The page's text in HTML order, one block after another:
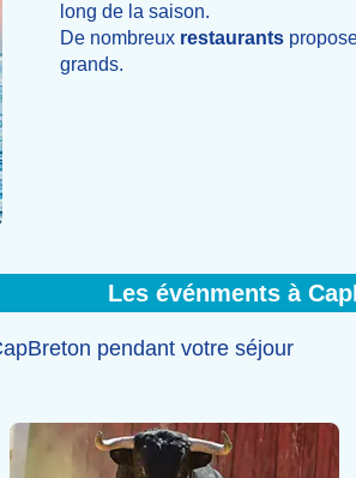
long de la saison.
De nombreux restaurants
grands.
Les événments à
pendant votre séjour